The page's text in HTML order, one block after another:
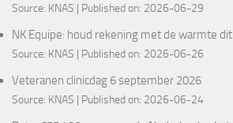
Source: KNAS Published on: 2026-06-29
NK Equipe: houd rekening met de warmte
Source: KNAS Published on: 2026-06-26
Veteranen clinicdag 6 september 2026
Source: KNAS Published on: 2026-06-24